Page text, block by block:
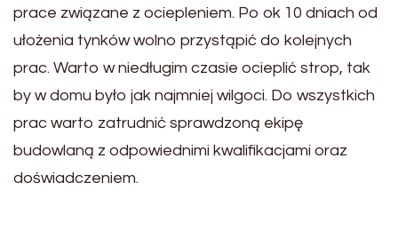
prace związane z ociepleniem. Po ok 10 dniach od
ułożenia tynków wolno przystąpić do kolejnych
prac. Warto w niedługim czasie ocieplić strop, tak
by w domu było jak najmniej wilgoci. Do wszystkich
prac warto zatrudnić sprawdzoną ekipę
budowlaną z odpowiednimi kwalifikacjami oraz
doświadczeniem.